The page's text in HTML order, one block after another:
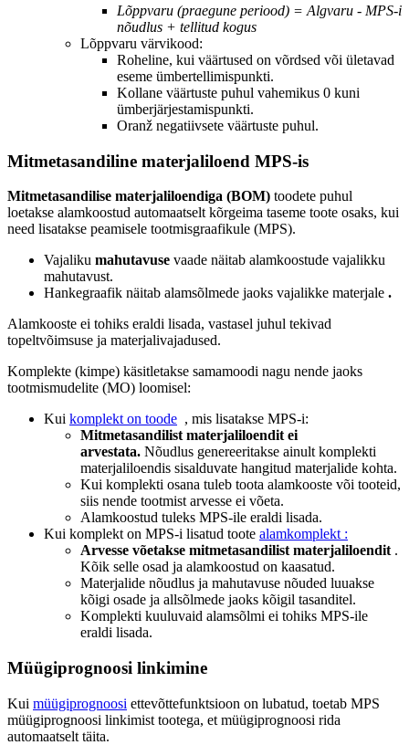
Lõppvaru (praegune periood) = Algvaru - MPS-i
nõudlus + tellitud kogus
Lõppvaru värvikood:
Roheline, kui väärtused on võrdsed või ületavad
eseme ümbertellimispunkti.
Kollane väärtuste puhul vahemikus 0 kuni
ümberjärjestamispunkti.
Oranž negatiivsete väärtuste puhul.
Mitmetasandiline materjaliloend MPS-is
Mitmetasandilise materjaliloendiga (BOM) toodete puhul
loetakse alamkoostud automaatselt kõrgeima taseme toote osaks, kui
need lisatakse peamisele tootmisgraafikule (MPS).
Vajaliku mahutavuse vaade näitab alamkoostude vajalikku
mahutavust.
Hankegraafik näitab alamsõlmede jaoks vajalikke materjale .
Alamkooste ei tohiks eraldi lisada, vastasel juhul tekivad
topeltvõimsuse ja materjalivajadused.
Komplekte (kimpe) käsitletakse samamoodi nagu nende jaoks
tootmismudelite (MO) loomisel:
Kui komplekt on toode , mis lisatakse MPS-i:
Mitmetasandilist materjaliloendit ei
arvestata. Nõudlus genereeritakse ainult komplekti
materjaliloendis sisalduvate hangitud materjalide kohta.
Kui komplekti osana tuleb toota alamkooste või tooteid,
siis nende tootmist arvesse ei võeta.
Alamkoostud tuleks MPS-ile eraldi lisada.
Kui komplekton MPS-i lisatud toote alamkomplekt :
Arvesse võetakse mitmetasandilist materjaliloendit.
Kõik selle osad ja alamkoostud on kaasatud.
Materjalide nõudlus ja mahutavuse nõuded luuakse
kõigi osade ja allsõlmede jaoks kõigil tasanditel.
Komplekti kuuluvaid alamsõlmi ei tohiks MPS-ile
eraldi lisada.
Müügiprognoosi linkimine
Kui müügiprognoosi ettevõttefunktsioon on lubatud, toetab MPS
müügiprognoosi linkimist tootega, et müügiprognoosi rida
automaatselt täita.